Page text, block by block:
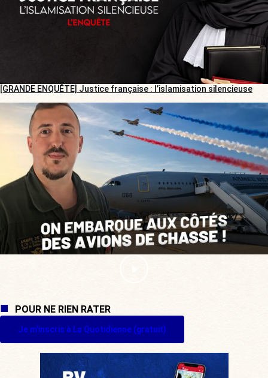
[GRANDE ENQUÊTE] Justice française : l’islamisation silencieuse
POUR NE RIEN RATER
Je m'inscris à La Quotidienne (gratuit)